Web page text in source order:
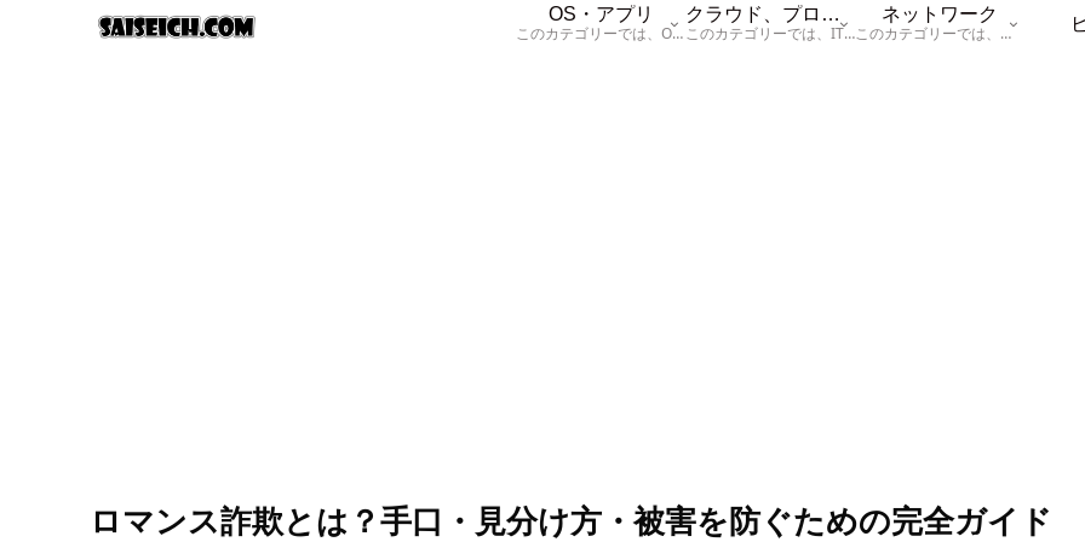
OS・アプリ
このカテゴリーでは、OSに関する情報を記載しています。
クラウド、プログラム
このカテゴリーでは、ITに関する基本的な情報として「ハードウェア、「サーバー」、「データベース、「ネットワーク」、「セキュリティ」、「プログラム」に関する情報を記載しています。
ネットワーク
このカテゴリーでは、「ネットワーク」に関する情報を記載しています。
ロマンス詐欺とは？手口・見分け方・被害を防ぐための完全ガイド